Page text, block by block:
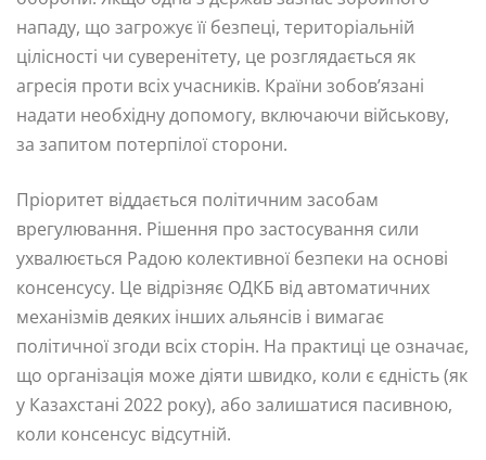
нападу, що загрожує її безпеці, територіальній
цілісності чи суверенітету, це розглядається як
агресія проти всіх учасників. Країни зобов’язані
надати необхідну допомогу, включаючи військову,
за запитом потерпілої сторони.
Пріоритет віддається політичним засобам
врегулювання. Рішення про застосування сили
ухвалюється Радою колективної безпеки на основі
консенсусу. Це відрізняє ОДКБ від автоматичних
механізмів деяких інших альянсів і вимагає
політичної згоди всіх сторін. На практиці це означає,
що організація може діяти швидко, коли є єдність (як
у Казахстані 2022 року), або залишатися пасивною,
коли консенсус відсутній.